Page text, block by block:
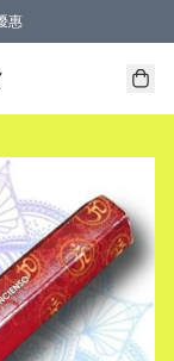
惠